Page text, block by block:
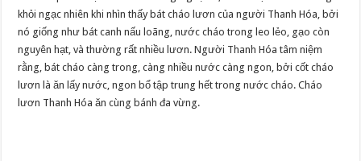
khỏi ngạc nhiên khi nhìn thấy bát cháo lươn của người Thanh Hóa, bởi
nó giống như bát canh nấu loãng, nước cháo trong leo lẻo, gạo còn
nguyên hạt, và thường rất nhiều lươn. Người Thanh Hóa tâm niệm
rằng, bát cháo càng trong, càng nhiều nước càng ngon, bởi cốt cháo
lươn là ăn lấy nước, ngon bổ tập trung hết trong nước cháo. Cháo
lươn Thanh Hóa ăn cùng bánh đa vừng.